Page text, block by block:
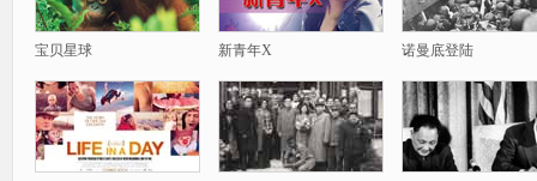
宝贝星球 新青年X 诺曼底登陆